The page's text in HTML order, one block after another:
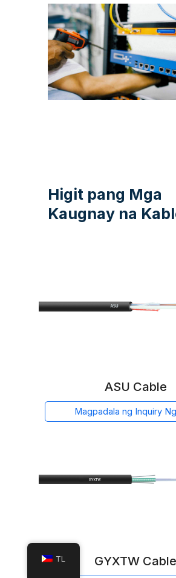
Higit pang Mga
Kaugnay na
ASU Cable
Magpadala ng Inquiry
GYXTW Cable
TL